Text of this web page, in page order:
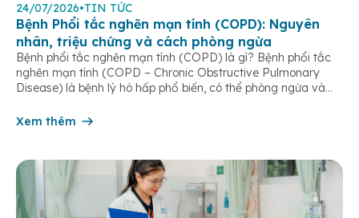
24/07/2026•TIN TỨC
Bệnh Phổi tắc nghẽn mạn tính (COPD): Nguyên
nhân, triệu chứng và cách phòng ngừa
Bệnh phổi tắc nghẽn mạn tính (COPD) là gì? Bệnh phổi tắc
nghẽn mạn tính (COPD – Chronic Obstructive Pulmonary
Disease) là bệnh lý hô hấp phổ biến, có thể phòng ngừa và
chứng hô hấp mạn tính như khó thở, ho […]
Xem thêm